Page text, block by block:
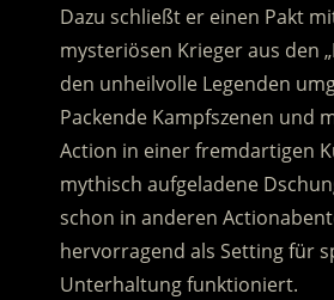
Dazu schließt er einen Pakt
mysteriösen Krieger aus den
den unheilvolle Legenden
Packende Kampfszenen und
Action in einer fremdartigen
mythisch aufgeladene
schon in anderen
hervorragend als Setting für
Unterhaltung funktioniert.